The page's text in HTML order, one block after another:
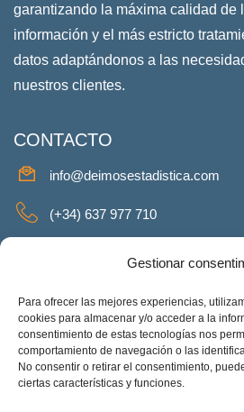
Gestionar
Para ofrecer las mejores experiencias,
cookies para almacenar y/o acceder a la
consentimiento de estas tecnologías nos
comportamiento de navegación o las
No consentir o retirar el consentimiento,
ciertas características y funciones.
garantizando la máxima calidad de
información y el más estricto
datos adaptándonos a las
nuestros clientes.
CONTACTO
info@deimosestadistica.com
(+34) 637 977 710
REDES SOCIALES
Facebook Twitter